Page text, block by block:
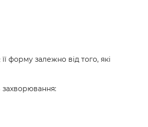
форму залежно від того, які
захворювання: